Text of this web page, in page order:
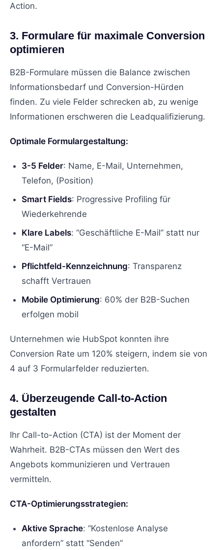
Action.
3. Formulare für maximale Conversion
optimieren
B2B-Formulare müssen die Balance zwischen
Informationsbedarf und Conversion-Hürden
finden. Zu viele Felder schrecken ab, zu wenige
Informationen erschweren die Leadqualifizierung.
Optimale Formulargestaltung:
3-5 Felder: Name, E-Mail, Unternehmen,
Telefon, (Position)
Smart Fields: Progressive Profiling für
Wiederkehrende
Klare Labels: “Geschäftliche E-Mail” statt nur
“E-Mail”
Pflichtfeld-Kennzeichnung: Transparenz
schafft Vertrauen
Mobile Optimierung: 60% der B2B-Suchen
erfolgen mobil
Unternehmen wie HubSpot konnten ihre
Conversion Rate um 120% steigern, indem sie von
4 auf 3 Formularfelder reduzierten.
4. Überzeugende Call-to-Action
gestalten
Ihr Call-to-Action (CTA) ist der Moment der
Wahrheit. B2B-CTAs müssen den Wert des
Angebots kommunizieren und Vertrauen
vermitteln.
CTA-Optimierungsstrategien:
Aktive Sprache: “Kostenlose Analyse
anfordern” statt “Senden”